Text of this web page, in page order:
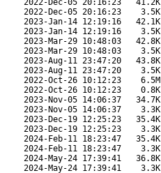
2022-Dec-05 20:16:23
41.2K
2022-Dec-05 20:16:23
3.5K
2023-Jan-14 12:19:16
42.1K
2023-Jan-14 12:19:16
3.5K
2023-Mar-29 10:48:03
42.8K
2023-Mar-29 10:48:03
3.5K
2023-Aug-11 23:47:20
43.8K
2023-Aug-11 23:47:20
3.5K
2022-Oct-26 10:12:23
6.5M
2022-Oct-26 10:12:23
0.8K
2023-Nov-05 14:06:37
34.7K
2023-Nov-05 14:06:37
3.3K
2023-Dec-19 12:25:23
35.4K
2023-Dec-19 12:25:23
3.3K
2024-Feb-11 18:23:47
35.4K
2024-Feb-11 18:23:47
3.3K
2024-May-24 17:39:41
36.8K
2024-May-24 17:39:41
3.3K